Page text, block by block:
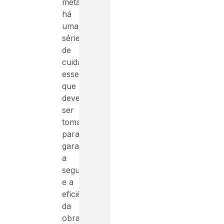
metálicas,
há
uma
série
de
cuidados
essenciais
que
devem
ser
tomados
para
garantir
a
segurança
e a
eficiência
da
obra.